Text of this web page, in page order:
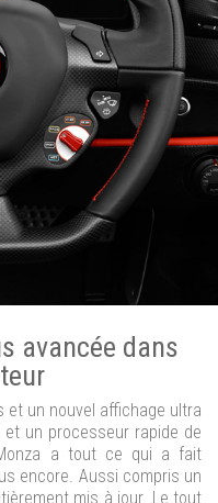
avancée dans
et un nouvel affichage ultra
et un processeur rapide de
a tout ce qui a fait
encore. Aussi compris un
mis à jour. Le tout